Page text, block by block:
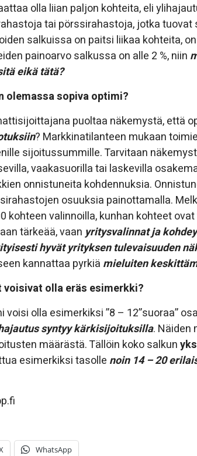
olla liian paljon kohteita, eli
tai pörssirahastoja, jotka tuovat
salkuissa on paitsi liikaa kohteita,
painoarvo salkussa on alle 2 %, niin
eikä tätä?
olemassa sopiva optimi?
puoltaa näkemystä, että
? Markkinatilanteen mukaan
sijoitussummille. Tarvitaan
vaakasuorilla tai laskevilla
onnistuneita kohdennuksia.
osuuksia painottamalla.
kohteen valinnoilla, kunhan kohteet
tärkeää, vaanyritysvalinnat ja
hyvät yrityksen tulevaisuuden
kannattaa pyrkiä mieluiten
voisivat olla eräs esimerkki?
voisi olla esimerkiksi ”8 – 12”suoraa”
syntyy kärkisijoituksilla. Näiden
määrästä. Tällöin koko salkun
esimerkiksi tasolle noin 14 – 20
WhatsApp